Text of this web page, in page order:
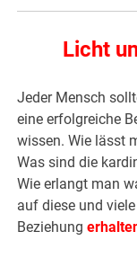
Licht
Jeder Mensch
eine erfolgreiche
wissen. Wie lässt
Was sind die
Wie erlangt man
auf diese und
Beziehung